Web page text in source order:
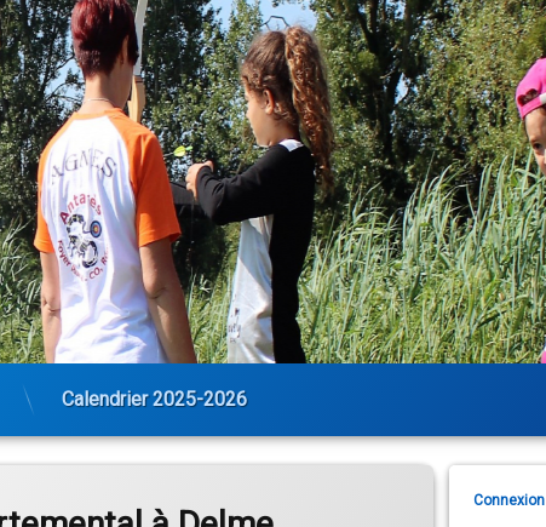
Calendrier 2025-2026
Connexion